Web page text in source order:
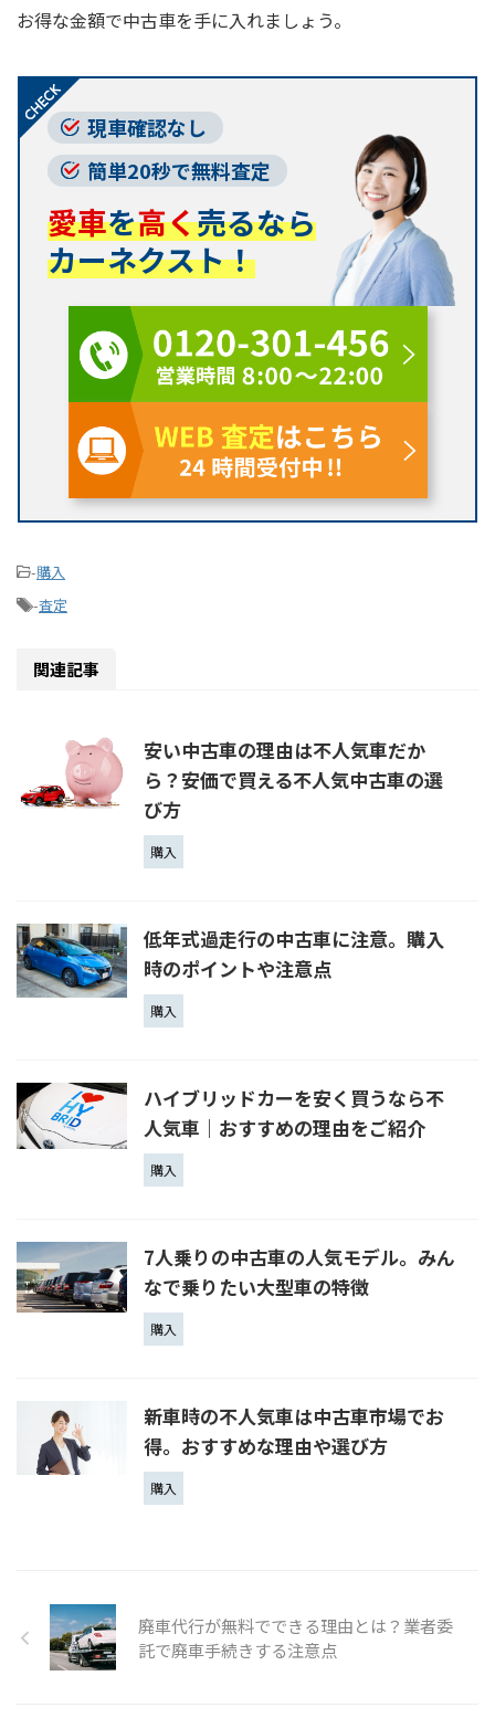
お得な金額で中古車を手に入れましょう。
現車確認なし
簡単20秒で無料査定
愛車を高く売るなら
カーネクスト！
-購入
-査定
関連記事
安い中古車の理由は不人気車だか
ら？安価で買える不人気中古車の選
び方
購入
低年式過走行の中古車に注意。購入
時のポイントや注意点
購入
ハイブリッドカーを安く買うなら不
人気車｜おすすめの理由をご紹介
購入
7人乗りの中古車の人気モデル。みん
なで乗りたい大型車の特徴
購入
新車時の不人気車は中古車市場でお
得。おすすめな理由や選び方
購入
廃車代行が無料でできる理由とは？業者委
託で廃車手続きする注意点